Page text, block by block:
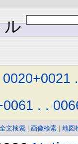
ル
0020+0021 .
. .
全文検索 画像検索 地図